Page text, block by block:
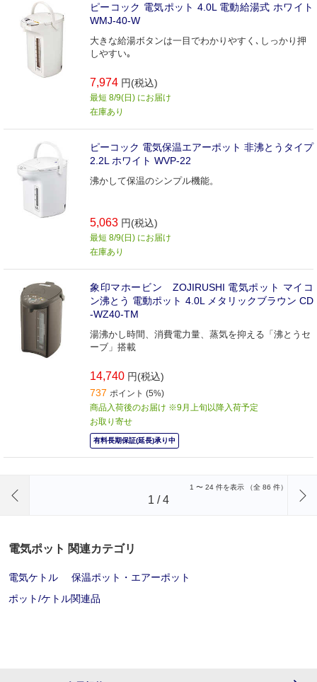
ピーコック 電気ポット 4.0L 電動給湯式 ホワイト
WMJ-40-W
大きな給湯ボタンは一目でわかりやすく､しっかり押
しやすい｡
7,974 円(税込)
最短 8/9(日) にお届け
在庫あり
ピーコック 電気保温エアーポット 非沸とうタイプ
2.2L ホワイト WVP-22
沸かして保温のシンプル機能。
5,063 円(税込)
最短 8/9(日) にお届け
在庫あり
象印マホービン ZOJIRUSHI 電気ポット マイコ
ン沸とう 電動ポット 4.0L メタリックブラウン CD
-WZ40-TM
湯沸かし時間、消費電力量、蒸気を抑える「沸とうセ
ーブ」搭載
14,740 円(税込)
737 ポイント (5%)
商品入荷後のお届け ※9月上旬以降入荷予定
お取り寄せ
有料長期保証(延長)承り中
1 〜 24 件を表示 （全 86 件）
1 /4
電気ポット 関連カテゴリ
電気ケトル
保温ポット・エアーポット
ポット/ケトル関連品